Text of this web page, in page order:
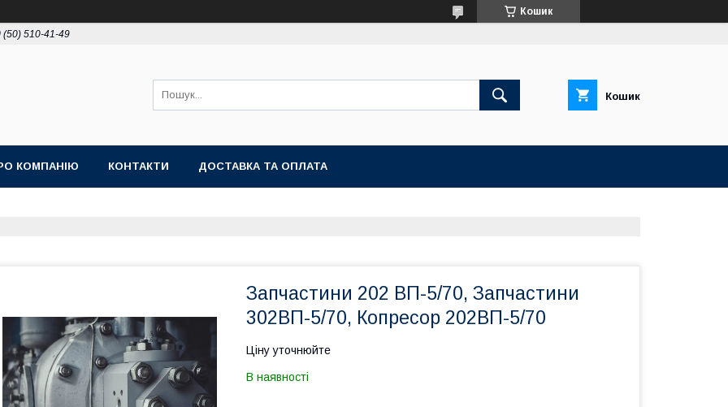
Кошик
(50) 510-41-49
Кошик
КОМПАНІЮ КОНТАКТИ ДОСТАВКА ТА ОПЛАТА
Запчастини 202 ВП-5/70, Запчастини
302ВП-5/70, Копресор 202ВП-5/70
Ціну уточнюйте
В наявності